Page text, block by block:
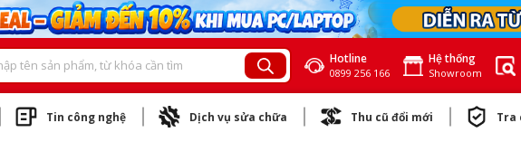
Hotline
0899 256 166
Hệ thống
Showroom
Tin công nghệ Dịch vụ sửa chữa Thu cũ đổi mới Tra